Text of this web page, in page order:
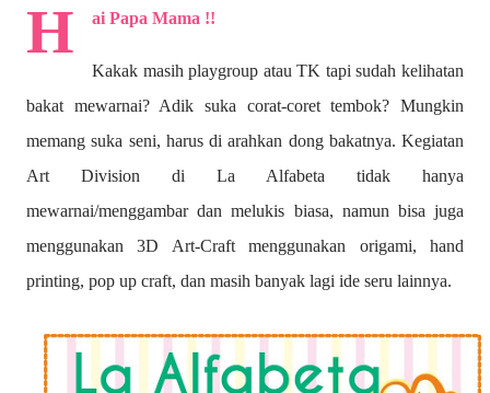
H ai Papa Mama !!
Kakak masih playgroup atau TK tapi sudah kelihatan
bakat mewarnai? Adik suka corat-coret tembok? Mungkin
memang suka seni, harus di arahkan dong bakatnya. Kegiatan
Art Division di La Alfabeta tidak hanya
mewarnai/menggambar dan melukis biasa, namun bisa juga
menggunakan 3D Art-Craft menggunakan origami, hand
printing, pop up craft, dan masih banyak lagi ide seru lainnya.